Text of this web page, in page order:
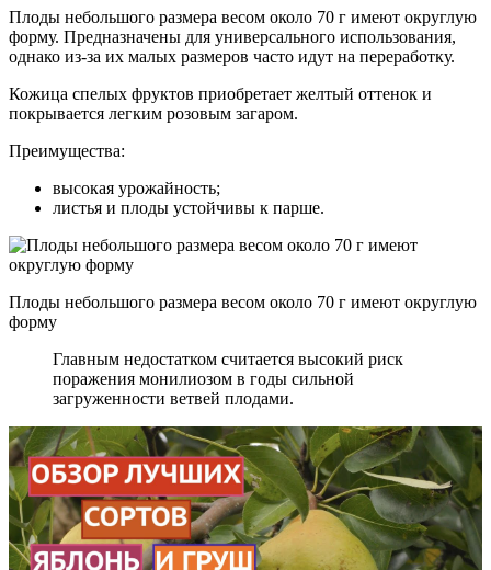
Плоды небольшого размера весом около 70 г имеют округлую
форму. Предназначены для универсального использования,
однако из-за их малых размеров часто идут на переработку.
Кожица спелых фруктов приобретает желтый оттенок и
покрывается легким розовым загаром.
Преимущества:
высокая урожайность;
листья и плоды устойчивы к парше.
Плоды небольшого размера весом около 70 г имеют округлую
форму
Главным недостатком считается высокий риск
поражения монилиозом в годы сильной
загруженности ветвей плодами.